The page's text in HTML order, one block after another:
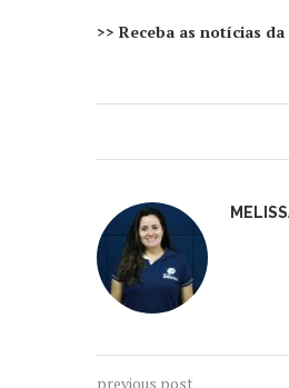
>> Receba as notícias
previous post